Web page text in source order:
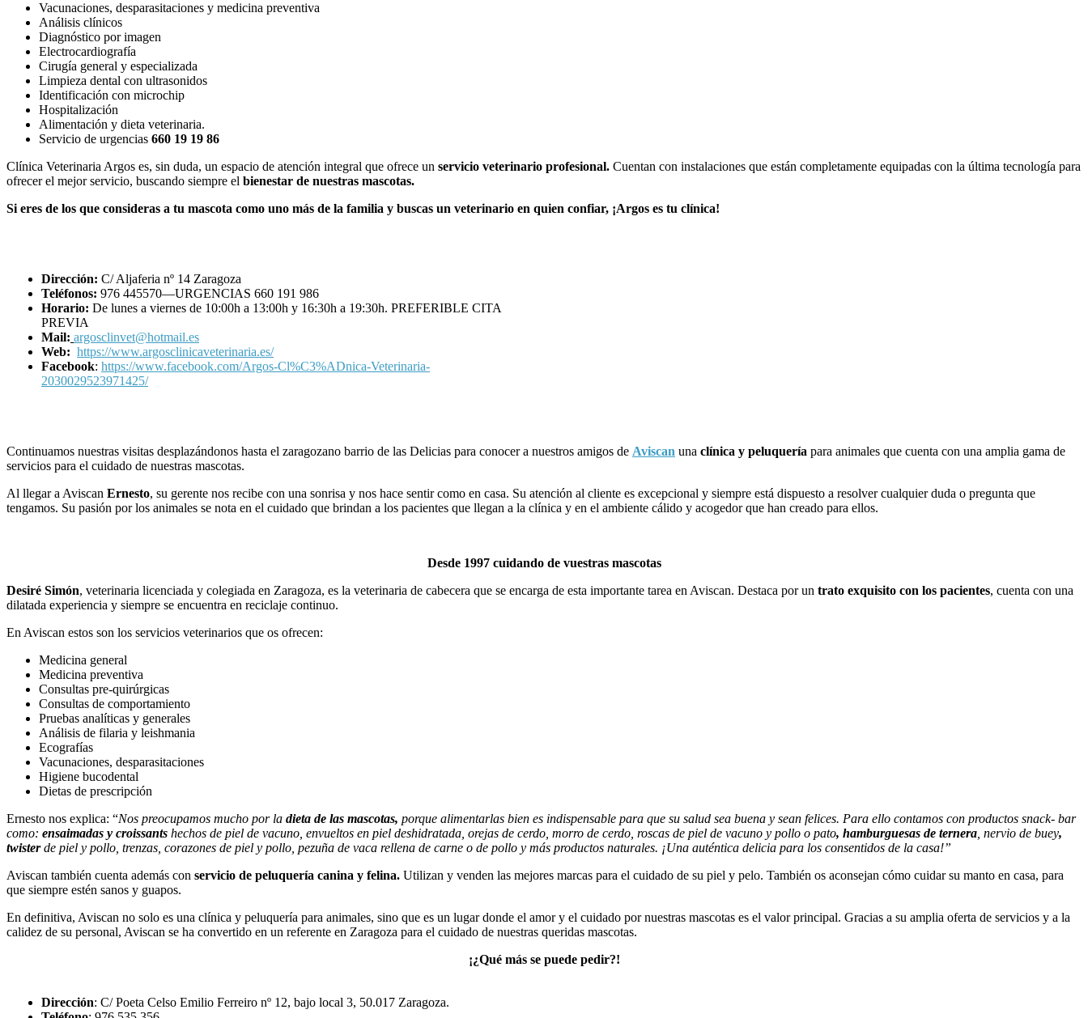
Vacunaciones, desparasitaciones y medicina preventiva
Análisis clínicos
Diagnóstico por imagen
Electrocardiografía
Cirugía general y especializada
Limpieza dental con ultrasonidos
Identificación con microchip
Hospitalización
Alimentación y dieta veterinaria.
Servicio de urgencias 660 19 19 86
Clínica Veterinaria Argos es, sin duda, un espacio de atención integral que ofrece un servicio veterinario profesional. Cuentan con instalaciones que están completamente equipadas con la última tecnología para
ofrecer el mejor servicio, buscando siempre el bienestar de nuestras mascotas.
Si eres de los que consideras a tu mascota como uno más de la familia y buscas un veterinario en quien confiar, ¡Argos es tu clínica!
Dirección: C/ Aljaferia nº 14 Zaragoza
Teléfonos: 976 445570—URGENCIAS 660 191 986
Horario: De lunes a viernes de 10:00h a 13:00h y 16:30h a 19:30h. PREFERIBLE CITA
PREVIA
Mail: argosclinvet@hotmail.es
Web: https://www.argosclinicaveterinaria.es/
Facebook: https://www.facebook.com/Argos-Cl%C3%ADnica-Veterinaria-
2030029523971425/
Continuamos nuestras visitas desplazándonos hasta el zaragozano barrio de las Delicias para conocer a nuestros amigos de Aviscan una clínica y peluquería para animales que cuenta con una amplia gama de
servicios para el cuidado de nuestras mascotas.
Al llegar a Aviscan Ernesto, su gerente nos recibe con una sonrisa y nos hace sentir como en casa. Su atención al cliente es excepcional y siempre está dispuesto a resolver cualquier duda o pregunta que
tengamos. Su pasión por los animales se nota en el cuidado que brindan a los pacientes que llegan a la clínica y en el ambiente cálido y acogedor que han creado para ellos.
Desde 1997 cuidando de vuestras mascotas
Desiré Simón, veterinaria licenciada y colegiada en Zaragoza, es la veterinaria de cabecera que se encarga de esta importante tarea en Aviscan. Destaca por un trato exquisito con los pacientes, cuenta con una
dilatada experiencia y siempre se encuentra en reciclaje continuo.
En Aviscan estos son los servicios veterinarios que os ofrecen:
Medicina general
Medicina preventiva
Consultas pre-quirúrgicas
Consultas de comportamiento
Pruebas analíticas y generales
Análisis de filaria y leishmania
Ecografías
Vacunaciones, desparasitaciones
Higiene bucodental
Dietas de prescripción
Ernesto nos explica: “Nos preocupamos mucho por la dieta de las mascotas, porque alimentarlas bien es indispensable para que su salud sea buena y sean felices. Para ello contamos con productos snack- bar
como: ensaimadas y croissants hechos de piel de vacuno, envueltos en piel deshidratada, orejas de cerdo, morro de cerdo, roscas de piel de vacuno y pollo o pato, hamburguesas de ternera , nervio de buey,
twisterde piel y pollo, trenzas, corazones de piel y pollo, pezuña de vaca rellena de carne o de pollo y más productos naturales. ¡Una auténtica delicia para los consentidos de la casa!”
Aviscan también cuenta además con servicio de peluquería canina y felina. Utilizan y venden las mejores marcas para el cuidado de su piel y pelo. También os aconsejan cómo cuidar su manto en casa, para
que siempre estén sanos y guapos.
En definitiva, Aviscan no solo es una clínica y peluquería para animales, sino que es un lugar donde el amor y el cuidado por nuestras mascotas es el valor principal. Gracias a su amplia oferta de servicios y a la
calidez de su personal, Aviscan se ha convertido en un referente en Zaragoza para el cuidado de nuestras queridas mascotas.
¡¿Qué más se puede pedir?!
Dirección: C/ Poeta Celso Emilio Ferreiro nº 12, bajo local 3, 50.017 Zaragoza.